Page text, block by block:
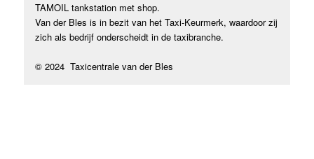
TAMOIL tankstation met shop.
Van der Bles is in bezit van het Taxi-Keurmerk, waardoor zij
zich als bedrijf onderscheidt in de taxibranche.
© 2024 Taxicentrale van der Bles